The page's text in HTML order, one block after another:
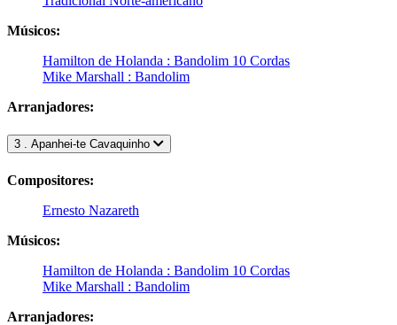
Músicos:
Hamilton de Holanda : Bandolim 10 Cordas
Mike Marshall : Bandolim
Arranjadores:
3 . Apanhei-te Cavaquinho
Compositores:
Ernesto Nazareth
Músicos:
Hamilton de Holanda : Bandolim 10 Cordas
Mike Marshall : Bandolim
Arranjadores: